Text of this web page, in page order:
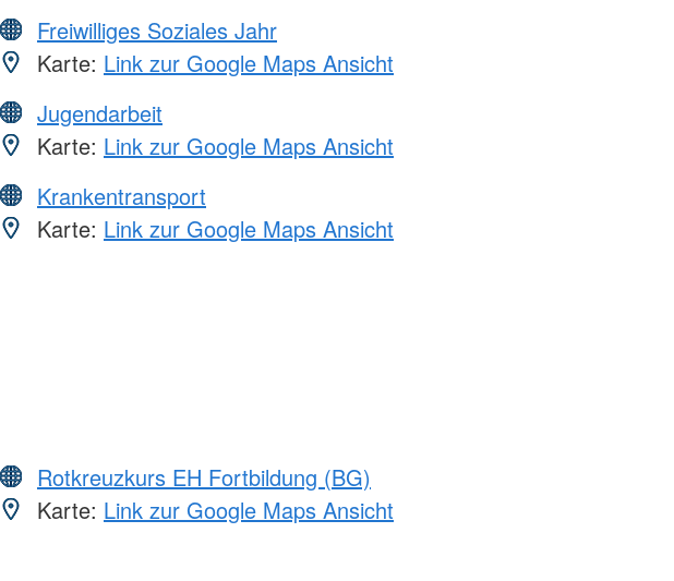
Freiwilliges Soziales Jahr
Karte: Link zur Google Maps Ansicht
Jugendarbeit
Karte: Link zur Google Maps Ansicht
Krankentransport
Karte: Link zur Google Maps Ansicht
Rotkreuzkurs EH Fortbildung (BG)
Karte: Link zur Google Maps Ansicht